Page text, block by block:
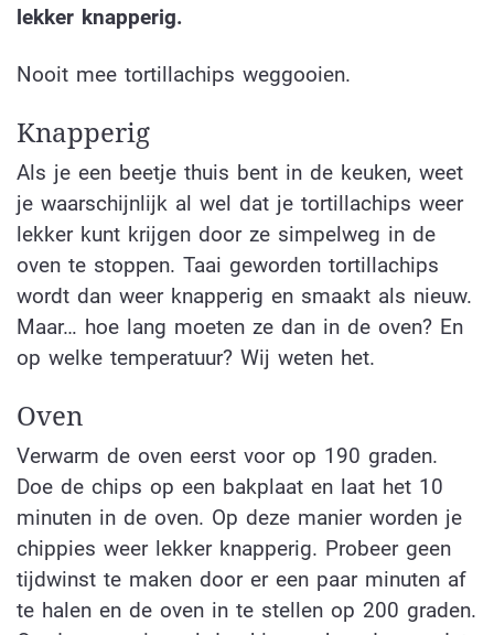
lekker knapperig.
Nooit mee tortillachips weggooien.
Knapperig
Als je een beetje thuis bent in de keuken, weet
je waarschijnlijk al wel dat je tortillachips weer
lekker kunt krijgen door ze simpelweg in de
oven te stoppen. Taai geworden tortillachips
wordt dan weer knapperig en smaakt als nieuw.
Maar… hoe lang moeten ze dan in de oven? En
op welke temperatuur? Wij weten het.
Oven
Verwarm de oven eerst voor op 190 graden.
Doe de chips op een bakplaat en laat het 10
minuten in de oven. Op deze manier worden je
chippies weer lekker knapperig. Probeer geen
tijdwinst te maken door er een paar minuten af
te halen en de oven in te stellen op 200 graden.